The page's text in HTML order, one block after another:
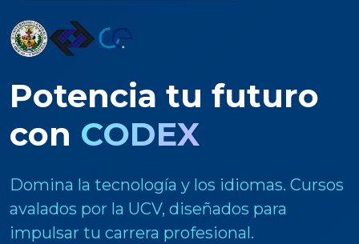
Potencia tu futuro
con CODEX
Domina la tecnología y los idiomas. Cursos
avalados por la UCV, diseñados para
impulsar tu carrera profesional.